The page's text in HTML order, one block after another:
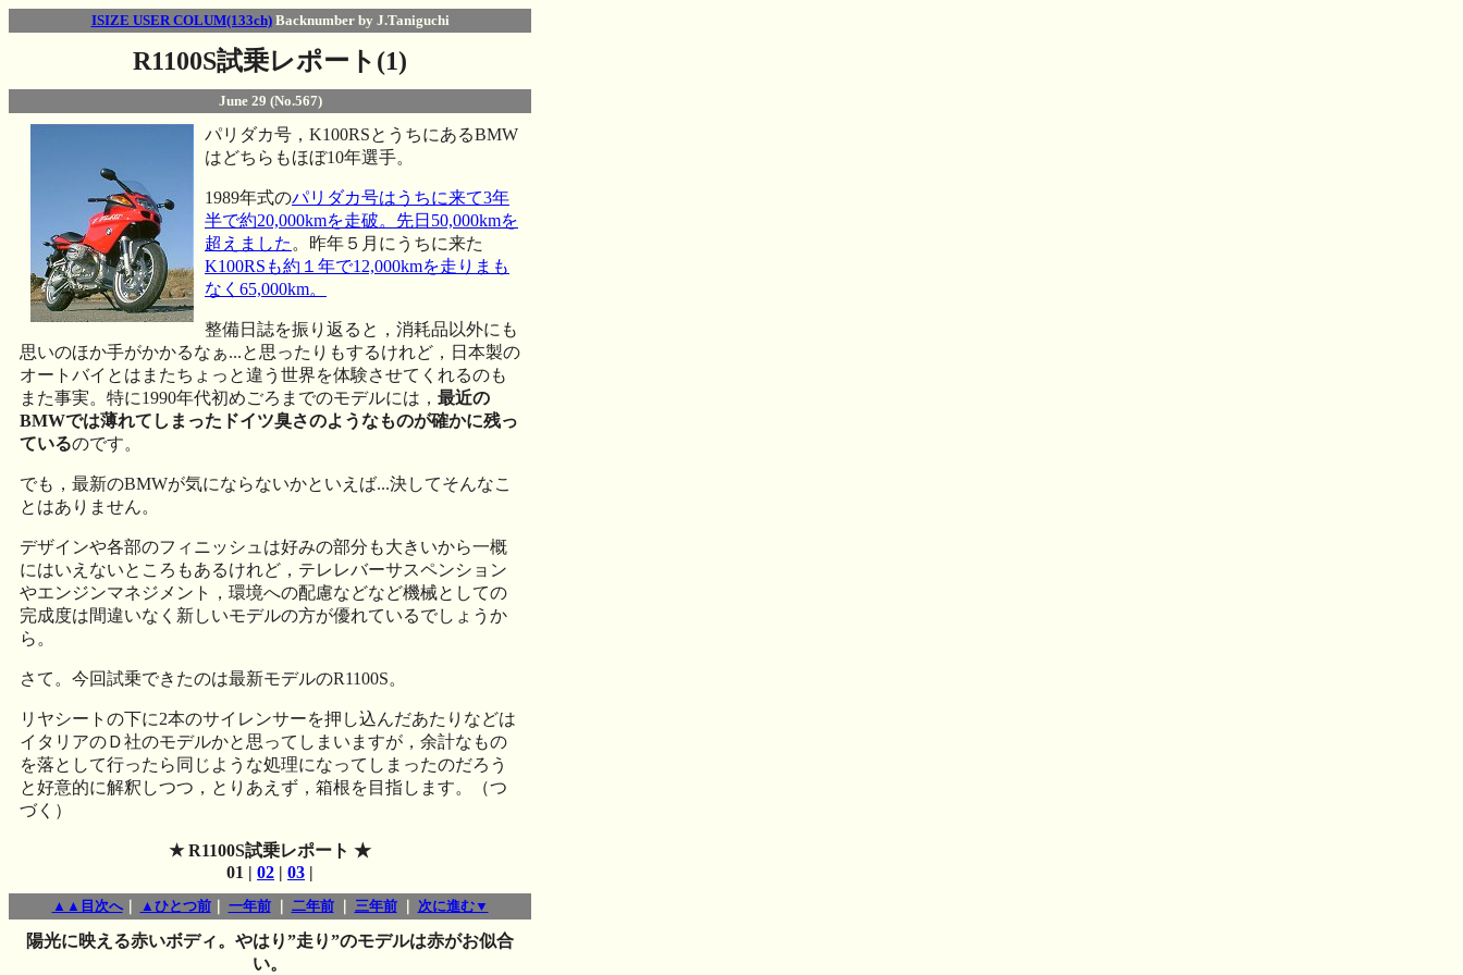
ISIZE USER COLUM(133ch)Backnumber by J.Taniguchi
R1100S試乗レポート(1)
June 29 (No.567)
パリダカ号，K100RSとうちにあるBMW
はどちらもほぼ10年選手。
1989年式のパリダカ号はうちに来て3年
半で約20,000kmを走破。先日50,000kmを
超えました 。昨年５月にうちに来た
K100RSも約１年で12,000kmを走りまも
なく65,000km。
整備日誌を振り返ると，消耗品以外にも
思いのほか手がかかるなぁ...と思ったりもするけれど，日本製の
オートバイとはまたちょっと違う世界を体験させてくれるのも
また事実。特に1990年代初めごろまでのモデルには， 最近の
BMWでは薄れてしまったドイツ臭さのようなものが確かに残っ
ているのです。
でも，最新のBMWが気にならないかといえば...決してそんなこ
とはありません。
デザインや各部のフィニッシュは好みの部分も大きいから一概
にはいえないところもあるけれど，テレレバーサスペンション
やエンジンマネジメント，環境への配慮などなど機械としての
完成度は間違いなく新しいモデルの方が優れているでしょうか
ら。
さて。今回試乗できたのは最新モデルのR1100S。
リヤシートの下に2本のサイレンサーを押し込んだあたりなどは
イタリアのＤ社のモデルかと思ってしまいますが，余計なもの
を落として行ったら同じような処理になってしまったのだろう
と好意的に解釈しつつ，とりあえず，箱根を目指します。（つ
づく）
★ R1100S試乗レポート ★
01 | 02 | 03 |
▲▲目次へ｜ ▲ひとつ前｜ 一年前｜ 二年前｜ 三年前｜ 次に進む▼
陽光に映える赤いボディ。やはり”走り”のモデルは赤がお似合
い。